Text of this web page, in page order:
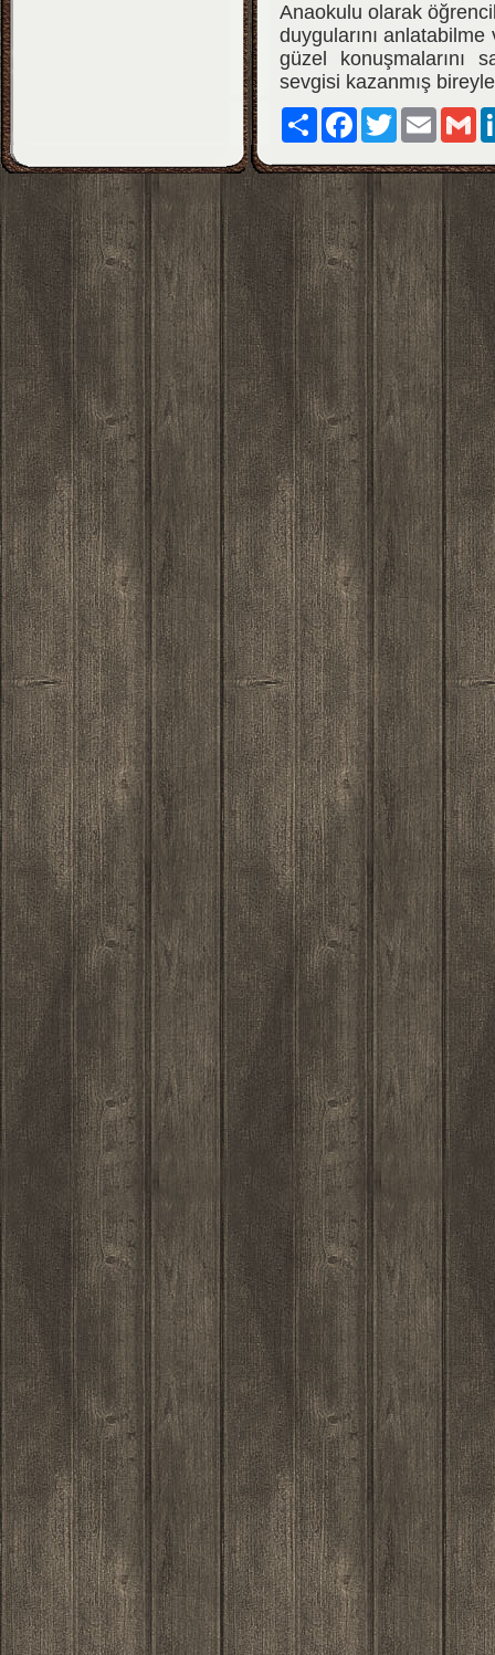
Anaokulu olarak
duygularını
güzel konuşmalarını
sevgisi kazanmış
Paylaş FacebookTwitter Email